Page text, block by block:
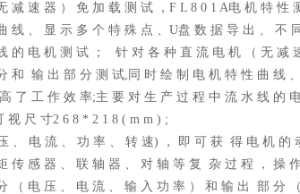
减 速 器 ） 免 加 载 测 试 ，F L 8 0 1 A电 机 特
线 、 显 示 多 个 特 殊 点 、U盘 数 据 导 出 、 不
的 电 机 测 试 ； 针 对 各 种 直 流 电 机 （ 无 减
和 输 出 部 分 测 试,同 时 绘 制 电 机 特 性 曲 线
了 工 作 效 率;主 要 对 生 产 过 程 中 流 水 线 的
视 尺 寸2 6 8 * 2 1 8 ( m m ) ;
、 电 流 、 功 率 、 转 速) ， 即 可 获 得 电 机 的
传 感 器 、 联 轴 器 、 对 轴 等 复 杂 过 程 ， 操
（ 电 压 、 电 流 、 输 入 功 率 ） 和 输 出 部 分